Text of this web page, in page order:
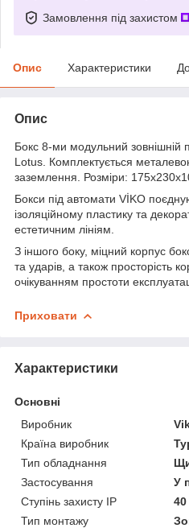
Замовлення під захистом
Опис Характеристики
Опис
Бокс 8-ми модульний зовнішній
Lotus. Комплектується
заземлення. Розміри:
Бокси під автомати VİKO
ізоляційному пластику та
естетичним лініям.
З іншого боку, міцний корпус
та ударів, а також просторість
очікуванням простоти
Приховати
Характеристики
Основні
Виробник
Країна виробник
Тип обладнання
Застосування
У
Ступінь захисту IP
40
Тип монтажу